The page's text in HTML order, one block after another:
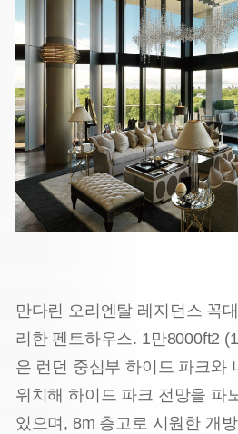
만다린 오리엔탈 레지던스 꼭
리한 펜트하우스. 1만8000ft2
은 런던 중심부 하이드 파크와
위치해 하이드 파크 전망을 파
있으며, 8m 층고로 시원한 개